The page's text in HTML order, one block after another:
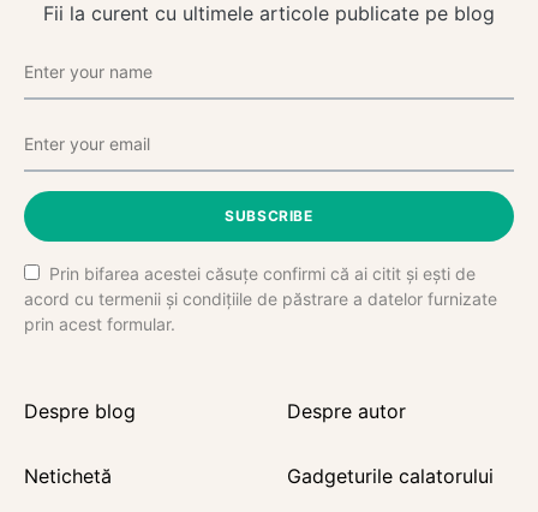
Fii la curent cu ultimele articole publicate pe blog
SUBSCRIBE
Prin bifarea acestei căsuțe confirmi că ai citit și ești de
acord cu termenii și condițiile de păstrare a datelor furnizate
prin acest formular.
Despre blog Despre autor
Netichetă Gadgeturile calatorului